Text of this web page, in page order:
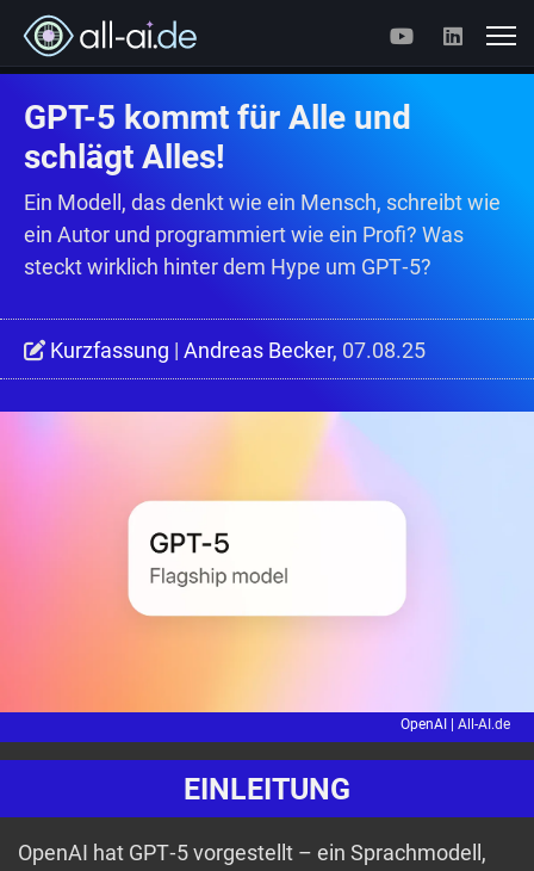
GPT-5 kommt für Alle und
schlägt Alles!
Ein Modell, das denkt wie ein Mensch, schreibt wie
ein Autor und programmiert wie ein Profi? Was
steckt wirklich hinter dem Hype um GPT‑5?
Kurzfassung | Andreas Becker, 07.08.25
OpenAI | All-AI.de
EINLEITUNG
OpenAI hat GPT‑5 vorgestellt – ein Sprachmodell,